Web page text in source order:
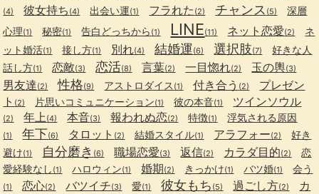
(4) 彼女持ち (4) 出会い運(1) フラれた (2) チャンス (5)
深層
心理(1) 秘密(1) 告白どっちから (1) LINE(11) ネット恋愛(2)
ネ
ット婚活(1) 接し方(1) 別れ(4) 結婚運(6) 選択肢(7)
好きな人
話し方(1) 恋敵(3) 恋活(8) 言葉(2) 一目惚れ(2) 玉の輿(3)
男友達(2) 性格(9) アストロダイス (1) 付き合う (2)
プレゼン
ト (2) 片思いコミュニケーション(1) 彼の本音(1) ツインソウル
(2) 年上 (4) 本音(3) 報われぬ恋(2) 特徴(1) 浮気される原因
(1) 年下(6) タロット (2) 結婚スタイル(1) アラフォー(2)
好き
避け(1) 自分磨き (6) 職場恋愛(3) 返信(2) カラダ目的(2)
恋
愛経験なし (1) ハロウィン(1) 婚期(2) きっかけ(1) バツ婚(1) 会う
(1) 恋心(2) バツイチ(3) 愛(1) 彼女もち (5) 過ごし方(2)
カ